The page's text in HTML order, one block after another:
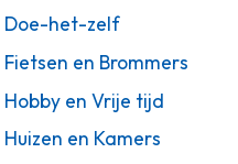
Doe-het-zelf
Fietsen en Brommers
Hobby en Vrije tijd
Huizen en Kamers